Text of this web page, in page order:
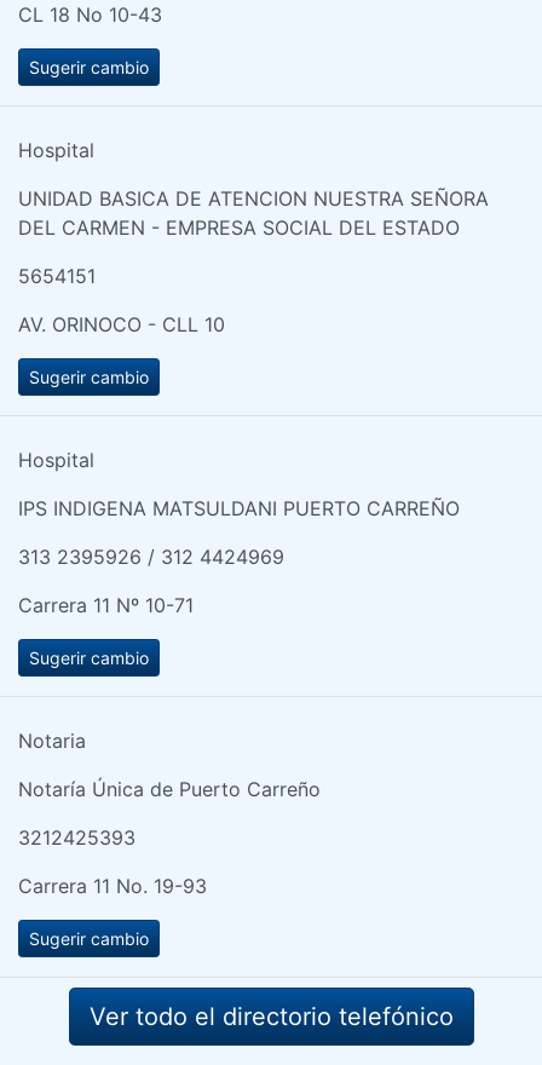
CL 18 No 10-43
Sugerir cambio
Hospital
UNIDAD BASICA DE ATENCION NUESTRA SEÑORA
DEL CARMEN - EMPRESA SOCIAL DEL ESTADO
5654151
AV. ORINOCO - CLL 10
Sugerir cambio
Hospital
IPS INDIGENA MATSULDANI PUERTO CARREÑO
313 2395926 / 312 4424969
Carrera 11 Nº 10-71
Sugerir cambio
Notaria
Notaría Única de Puerto Carreño
3212425393
Carrera 11 No. 19-93
Sugerir cambio
Ver todo el directorio telefónico